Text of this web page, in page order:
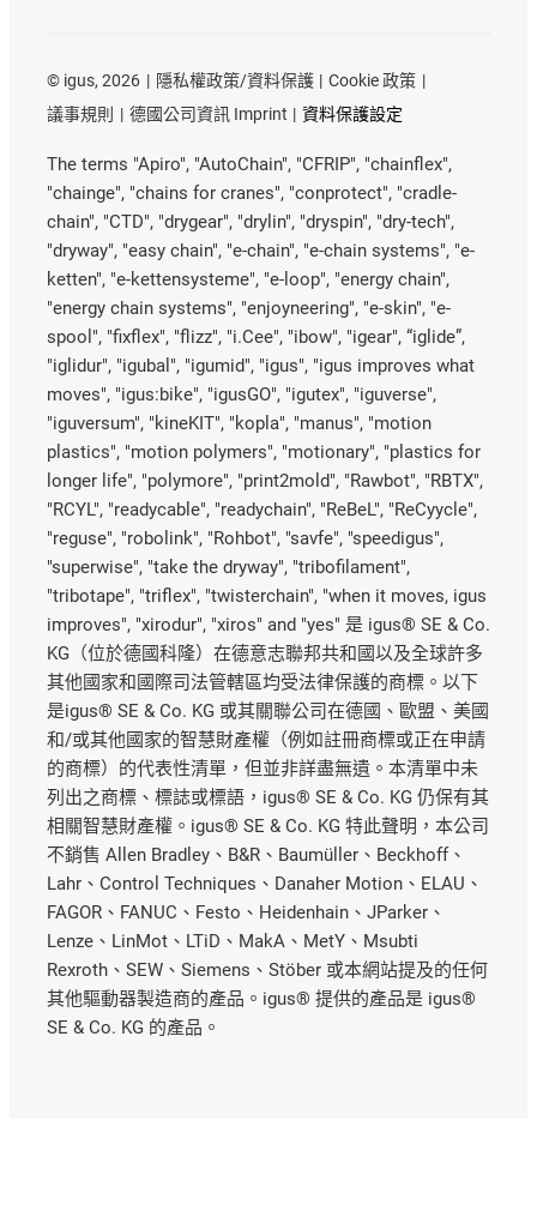
© igus, 2026 隱私權政策/資料保護
Cookie 政策
議事規則
德國公司資訊 Imprint 資料保護設定
The terms "Apiro", "AutoChain", "CFRIP", "chainflex",
"chainge", "chains for cranes", "conprotect", "cradle-
chain", "CTD", "drygear", "drylin", "dryspin", "dry-tech",
"dryway", "easy chain", "e-chain", "e-chain systems", "e-
ketten", "e-kettensysteme", "e-loop", "energy chain",
"energy chain systems", "enjoyneering", "e-skin", "e-
spool", "fixflex", "flizz", "i.Cee", "ibow", "igear", “iglide”,
"iglidur", "igubal", "igumid", "igus", "igus improves what
moves", "igus:bike", "igusGO", "igutex", "iguverse",
"iguversum", "kineKIT", "kopla", "manus", "motion
plastics", "motion polymers", "motionary", "plastics for
longer life", "polymore", "print2mold", "Rawbot", "RBTX",
"RCYL", "readycable", "readychain", "ReBeL", "ReCyycle",
"reguse", "robolink", "Rohbot", "savfe", "speedigus",
"superwise", "take the dryway", "tribofilament",
"tribotape", "triflex", "twisterchain", "when it moves, igus
improves", "xirodur", "xiros" and "yes" 是 igus® SE & Co.
KG（位於德國科隆）在德意志聯邦共和國以及全球許多
其他國家和國際司法管轄區均受法律保護的商標。以下
是igus® SE & Co. KG 或其關聯公司在德國、歐盟、美國
和/或其他國家的智慧財產權（例如註冊商標或正在申請
的商標）的代表性清單，但並非詳盡無遺。本清單中未
列出之商標、標誌或標語，igus® SE & Co. KG 仍保有其
相關智慧財產權。igus® SE & Co. KG 特此聲明，本公司
不銷售 Allen Bradley、B&R、Baumüller、Beckhoff、
Lahr、Control Techniques、Danaher Motion、ELAU、
FAGOR、FANUC、Festo、Heidenhain、JParker、
Lenze、LinMot、LTiD、MakA、MetY、Msubti
Rexroth、SEW、Siemens、Stöber 或本網站提及的任何
其他驅動器製造商的產品。igus® 提供的產品是 igus®
SE & Co. KG 的產品。